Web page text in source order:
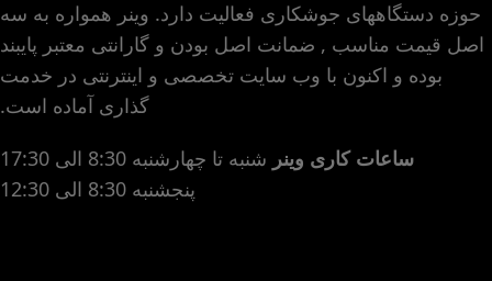
فرد
صفحه نمایش دیجیتال قابل
تنظیم قبل از جوشکاری
انواع فولاد (کم کربن و
متوسط)
مناسب برای جوشکاری در
ارتفاع
صفحه نمایش دیجیتال قابل
سیستم خنک کننده قدرتمند
حوزه دستگاههای جوشکاری فعالیت دارد. وینر همواره به سه
اصل قیمت مناسب , ضمانت اصل بودن و گارانتی معتبر پایبند
بوده و اکنون با وب سایت تخصصی و اینترنتی در خدمت
گذاری آماده است.
ساعات کاری وینر شنبه تا چهارشنبه 8:30 الی 17:30
پنجشنبه 8:30 الی 12:30